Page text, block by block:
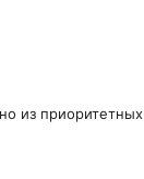
из приоритетных